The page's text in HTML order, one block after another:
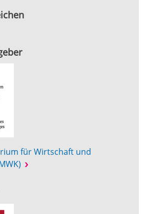
für Wirtschaft und